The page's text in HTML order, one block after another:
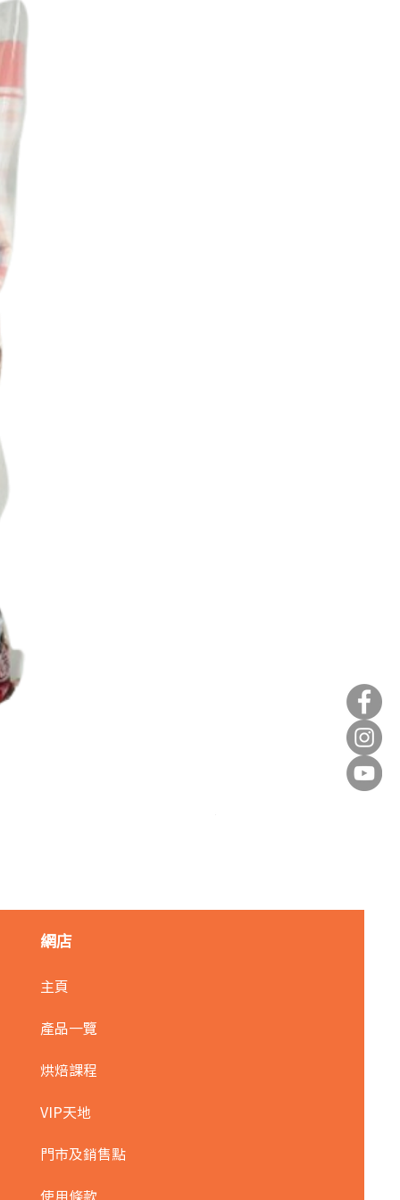
網店
主頁
產品一覽
烘焙課程
VIP天地
門市及銷售點